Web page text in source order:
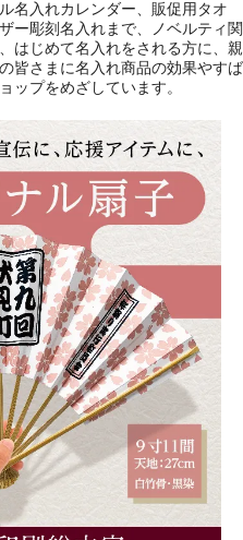
名入れカレンダー、販促用タオ
ー彫刻名入れまで、ノベルティ関
はじめて名入れをされる方に、親
皆さまに名入れ商品の効果やすば
ップをめざしています。